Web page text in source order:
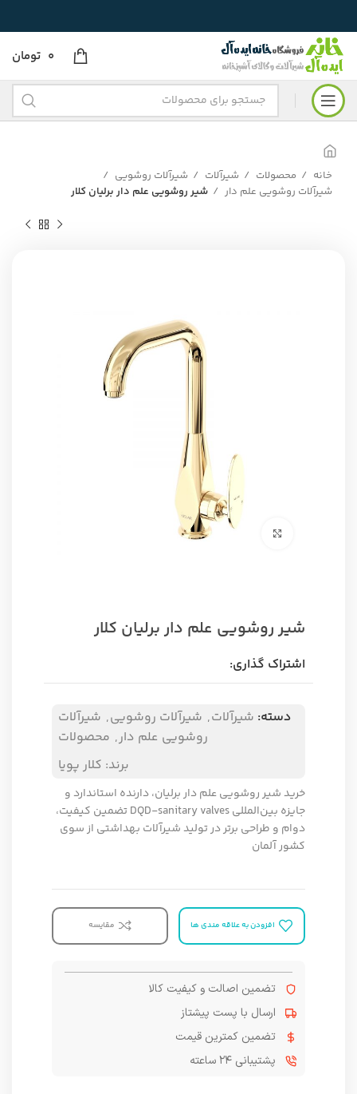
0 تومان
خانه محصولات شیرآلات
شیرآلات روشویی
شیرآلات روشویی علم دار
شیر روشویی علم دار برلیان کلار
برای بزرگنمایی کلیک کنید
شیر روشویی علم دار برلیان کلار
اشتراک گذاری:
دسته: شیرآلات, شیرآلات روشویی, شیرآلات
روشویی علم دار, محصولات
برند: کلار پویا
خرید شیر روشویی علم دار برلیان، دارنده استاندارد و
جایزه بین‌المللی DQD-sanitary valves تضمین کیفیت،
دوام و طراحی برتر در تولید شیرآلات بهداشتی از سوی
کشور آلمان
افزودن به علاقه مندی ها مقایسه
تضمین اصالت و کیفیت کالا
ارسال با پست پیشتاز
تضمین کمترین قیمت
پشتیبانی ۲۴ ساعته